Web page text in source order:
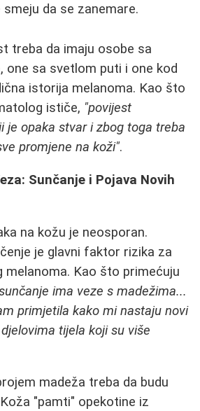
da se zanemare.
treba da imaju osobe sa
one sa svetlom puti i one kod
istorija melanoma. Kao što
ističe, "povijest
je opaka stvar i zbog toga treba
promjene na koži".
Sunčanje i Pojava Novih
na kožu je neosporan.
je glavni faktor rizika za
melanoma. Kao što primećuju
ima veze s madežima...
primjetila kako mi nastaju novi
tijela koji su više
madeža treba da budu
"pamti" opekotine iz